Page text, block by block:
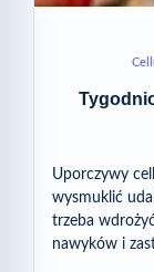
Uporczywy
wysmuklić uda
trzeba
nawyków i